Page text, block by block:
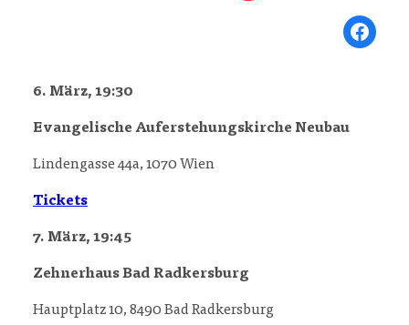
Share on
6. März, 19:30
Evangelische Auferstehungskirche Neubau
Lindengasse 44a, 1070 Wien
Tickets
7. März, 19:45
Zehnerhaus Bad Radkersburg
Hauptplatz 10, 8490 Bad Radkersburg